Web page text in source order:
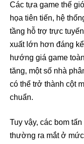
Các tựa game thế
họa tiên tiến, hệ
tầng hỗ trợ trực
xuất lớn hơn đáng
hướng giá game
tăng, một số nhà
có thể trở thành cột
chuẩn.
Tuy vậy, các bom
thường ra mắt ở